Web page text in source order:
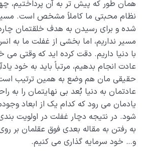
غفلت در اولویت بندی چگونه اتفاق می
تشخیص آن چیست؟
مبنای عشق و نفرت و حب و بغض‌ ما
باید باشد؟
ساختار نفس ما چه رابطه‌ای با اسماء و
بیماری روح و نفس چیست؟ چرا و چگونه
شود؟
چگونه با خیال پردازی می‌توان به قلب
همان طور که پیش تر به آن پرداختیم،
نظام محبتی ما کاملاً مشخص است. مسیر
شده و برای رسیدن به هدف خلقتمان
مسیر نداریم، اما بخشی از غفلت ما به
با دنیا داریم. دقت کرده اید که وقتی می
عادت انجام بدهیم، مرتباً باید به خود
حقیقی مان هم وضع به همین ترتیب
عادتمان به دنیا بُعد بی نهایتمان را به
یادمان می رود که کدام یک از ابعاد
شود. در نتیجه دچار غفلت در اولویت
به رفتن به مقاله بعدی فوق عقلمان بر
و… خود سرمایه گذاری می کنیم.